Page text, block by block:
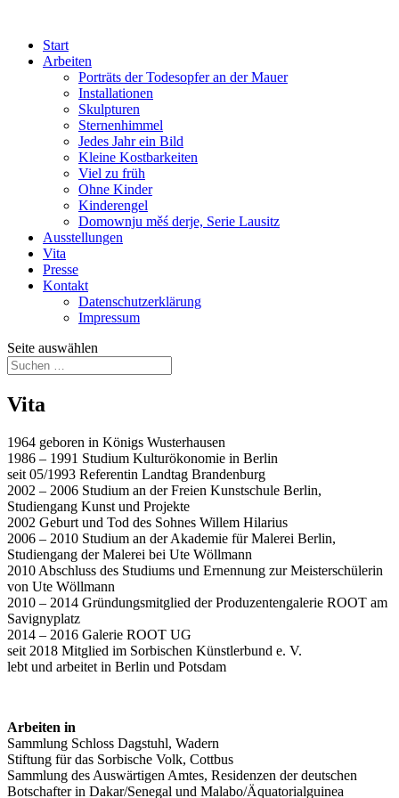
Start
Arbeiten
Porträts der Todesopfer an der Mauer
Installationen
Skulpturen
Sternenhimmel
Jedes Jahr ein Bild
Kleine Kostbarkeiten
Viel zu früh
Ohne Kinder
Kinderengel
Domownju měś derje, Serie Lausitz
Ausstellungen
Vita
Presse
Kontakt
Datenschutzerklärung
Impressum
Seite auswählen
Vita
1964 geboren in Königs Wusterhausen
1986 – 1991 Studium Kulturökonomie in Berlin
seit 05/1993 Referentin Landtag Brandenburg
2002 – 2006 Studium an der Freien Kunstschule Berlin,
Studiengang Kunst und Projekte
2002 Geburt und Tod des Sohnes Willem Hilarius
2006 – 2010 Studium an der Akademie für Malerei Berlin,
Studiengang der Malerei bei Ute Wöllmann
2010 Abschluss des Studiums und Ernennung zur Meisterschülerin
von Ute Wöllmann
2010 – 2014 Gründungsmitglied der Produzentengalerie ROOT am
Savignyplatz
2014 – 2016 Galerie ROOT UG
seit 2018 Mitglied im Sorbischen Künstlerbund e. V.
lebt und arbeitet in Berlin und Potsdam
Arbeiten in
Sammlung Schloss Dagstuhl, Wadern
Stiftung für das Sorbische Volk, Cottbus
Sammlung des Auswärtigen Amtes, Residenzen der deutschen
Botschafter in Dakar/Senegal und Malabo/Äquatorialguinea